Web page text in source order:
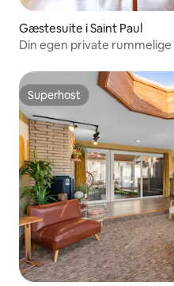
Gæstesuite i Saint Paul
Din egen private
Superhost
Superhost